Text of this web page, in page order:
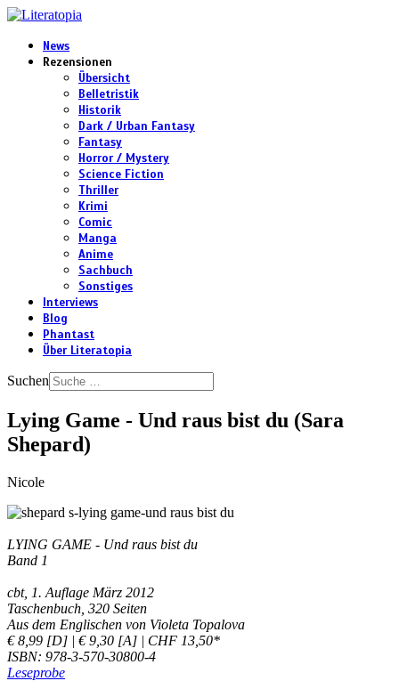
News
Rezensionen
Übersicht
Belletristik
Historik
Dark / Urban Fantasy
Fantasy
Horror / Mystery
Science Fiction
Thriller
Krimi
Comic
Manga
Anime
Sachbuch
Sonstiges
Interviews
Blog
Phantast
Über Literatopia
Suchen
Lying Game - Und raus bist du (Sara
Shepard)
Nicole
LYING GAME - Und raus bist du
Band 1
cbt, 1. Auflage März 2012
Taschenbuch, 320 Seiten
Aus dem Englischen von Violeta Topalova
€ 8,99 [D] | € 9,30 [A] | CHF 13,50*
ISBN: 978-3-570-30800-4
Leseprobe